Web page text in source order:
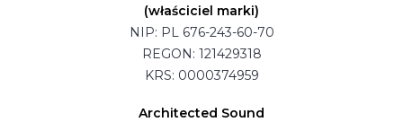
(właściciel marki)
NIP: PL 676-243-60-70
REGON: 121429318
KRS: 0000374959
Architected Sound